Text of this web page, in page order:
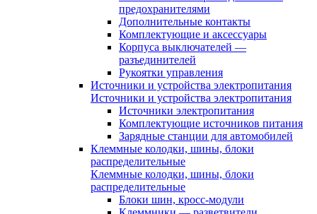
предохранителями
Дополнительные контакты
Комплектующие и аксессуары
Корпуса выключателей —
разъединителей
Рукоятки управления
Источники и устройства электропитания
Источники и устройства электропитания
Источники электропитания
Комплектующие источников питания
Зарядные станции для автомобилей
Клеммные колодки, шины, блоки
распределительные
Клеммные колодки, шины, блоки
распределительные
Блоки шин, кросс-модули